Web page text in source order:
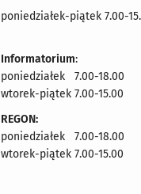
poniedziałek-piątek 7.00-
Informatorium:
poniedziałek 7.00-18.00
wtorek-piątek 7.00-15.00
REGON:
poniedziałek 7.00-18.00
wtorek-piątek 7.00-15.00